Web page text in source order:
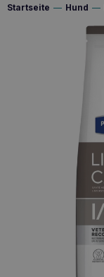
Startseite — Hund —